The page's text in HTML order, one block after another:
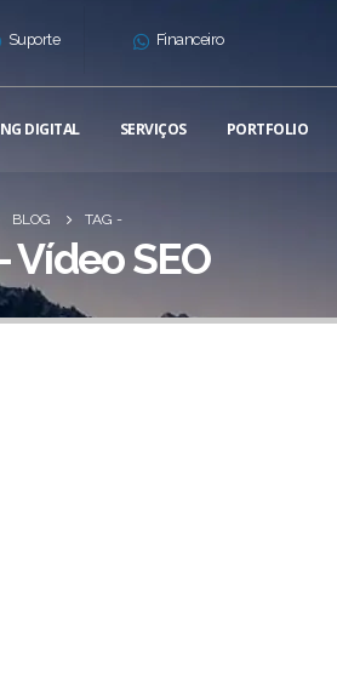
Suporte Financeiro
DIGITAL SERVIÇOS PORTFOLIO
BLOG TAG -
Vídeo SEO